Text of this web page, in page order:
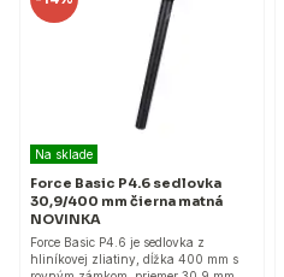
Na sklade
Force Basic P4.6 sedlovka
30,9/400 mm čierna matná
NOVINKA
Force Basic P4.6 je sedlovka z
hliníkovej zliatiny, dĺžka 400 mm s